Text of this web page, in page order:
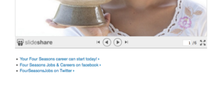
Formations marketing en ligne
Formations marketing de
groupe
Consultations